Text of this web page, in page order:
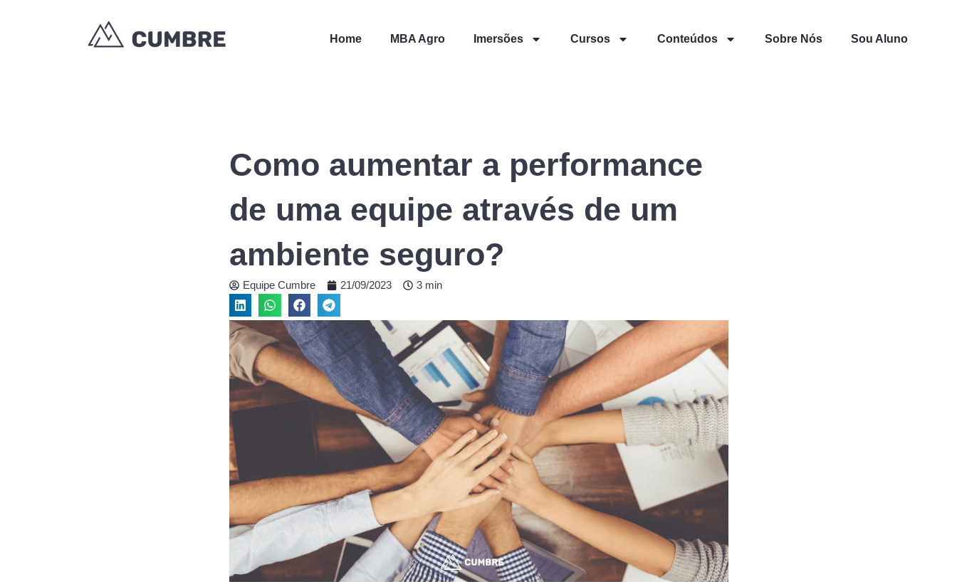
Home MBA Agro Imersões Cursos Conteúdos Sobre Nós Sou Aluno
Como aumentar a performance
de uma equipe através de um
ambiente seguro?
Equipe Cumbre 21/09/2023 3 min